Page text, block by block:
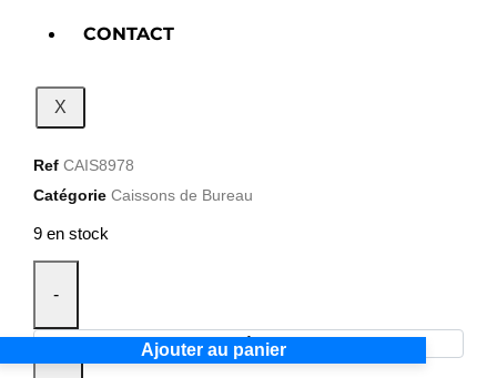
CONTACT
X
Ref CAIS8978
Catégorie Caissons de Bureau
9 en stock
-
Ajouter au panier